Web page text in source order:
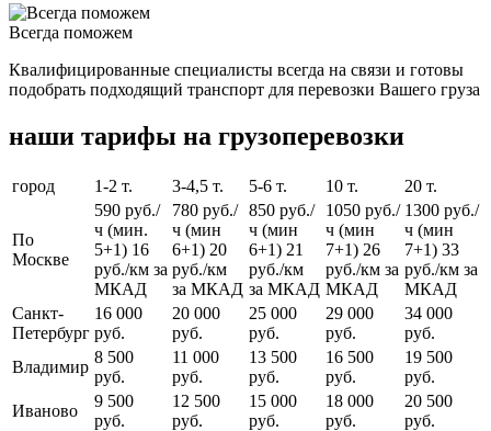
Всегда поможем
Квалифицированные специалисты всегда на связи и готовы
подобрать подходящий транспорт для перевозки Вашего груза
наши тарифы на грузоперевозки
город 1-2 т. 3-4,5 т. 5-6 т. 10 т. 20 т.
По
Москве
590 руб./
ч (мин.
5+1) 16
руб./км за
МКАД
780 руб./
ч (мин
6+1) 20
руб./км
за МКАД
850 руб./
ч (мин
6+1) 21
руб./км
за МКАД
1050 руб./
ч (мин
7+1) 26
руб./км за
МКАД
1300 руб./
ч (мин
7+1) 33
руб./км за
МКАД
Санкт-
Петербург
16 000
руб.
20 000
руб.
25 000
руб.
29 000
руб.
34 000
руб.
Владимир
8 500
руб.
11 000
руб.
13 500
руб.
16 500
руб.
19 500
руб.
Иваново
9 500
руб.
12 500
руб.
15 000
руб.
18 000
руб.
20 500
руб.